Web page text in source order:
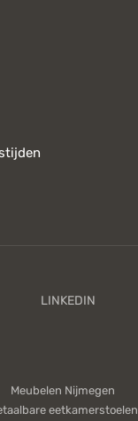
Meubelen Nijmegen
eetkamerstoelen